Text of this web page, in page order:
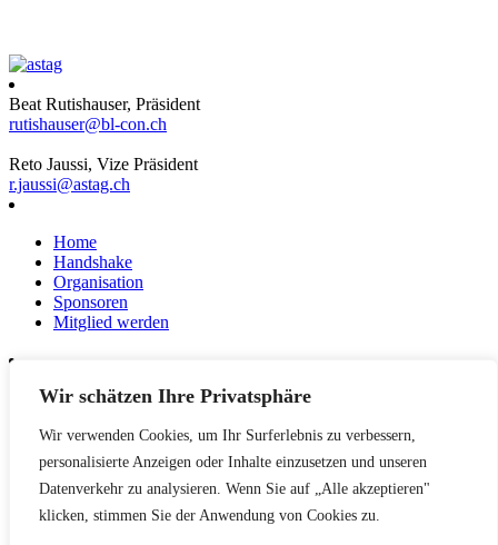
Wir schätzen Ihre Privatsphäre
Wir verwenden Cookies, um Ihr Surferlebnis zu verbessern,
personalisierte Anzeigen oder Inhalte einzusetzen und unseren
Datenverkehr zu analysieren. Wenn Sie auf „Alle akzeptieren"
klicken, stimmen Sie der Anwendung von Cookies zu.
Beat Rutishauser, Präsident
rutishauser@bl-con.ch
Reto Jaussi, Vize Präsident
r.jaussi@astag.ch
Home
Handshake
Organisation
Sponsoren
Mitglied werden
News
Netzwerk
Kontakt